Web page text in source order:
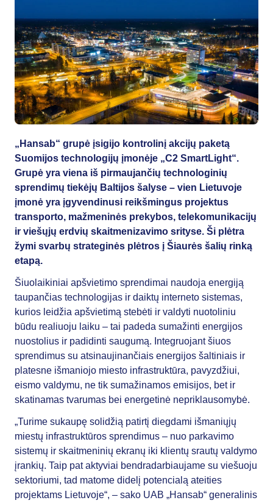
„Hansab“ grupė įsigijo kontrolinį akcijų paketą
Suomijos technologijų įmonėje „C2 SmartLight“.
Grupė yra viena iš pirmaujančių technologinių
sprendimų tiekėjų Baltijos šalyse – vien Lietuvoje
įmonė yra įgyvendinusi reikšmingus projektus
transporto, mažmeninės prekybos, telekomunikacijų
ir viešųjų erdvių skaitmenizavimo srityse. Ši plėtra
žymi svarbų strateginės plėtros į Šiaurės šalių rinką
etapą.
Šiuolaikiniai apšvietimo sprendimai naudoja energiją
taupančias technologijas ir daiktų interneto sistemas,
kurios leidžia apšvietimą stebėti ir valdyti nuotoliniu
būdu realiuoju laiku – tai padeda sumažinti energijos
nuostolius ir padidinti saugumą. Integruojant šiuos
sprendimus su atsinaujinančiais energijos šaltiniais ir
platesne išmaniojo miesto infrastruktūra, pavyzdžiui,
eismo valdymu, ne tik sumažinamos emisijos, bet ir
skatinamas tvarumas bei energetinė nepriklausomybė.
„Turime sukaupę solidžią patirtį diegdami išmaniųjų
miestų infrastruktūros sprendimus – nuo parkavimo
sistemų ir skaitmeninių ekranų iki klientų srautų valdymo
įrankių. Taip pat aktyviai bendradarbiaujame su viešuoju
sektoriumi, tad matome didelį potencialą ateities
projektams Lietuvoje“, – sako UAB „Hansab“ generalinis